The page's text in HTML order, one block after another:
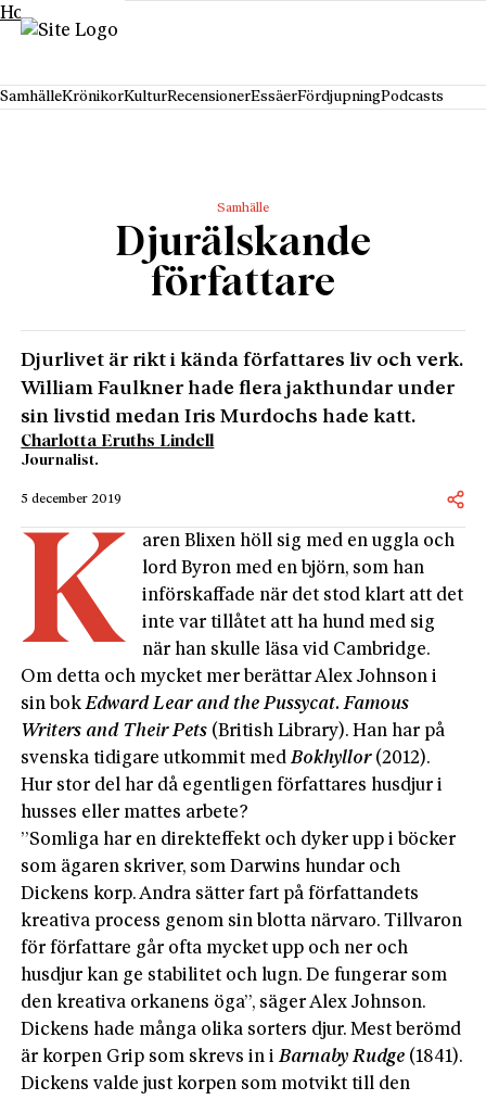
Hoppa till innehåll
SamhälleKrönikorKulturRecensionerEssäerFördjupningPodcasts
Samhälle
Djurälskande
författare
Djurlivet är rikt i kända författares liv och verk.
William Faulkner hade flera jakthundar under
sin livstid medan Iris Murdochs hade katt.
Charlotta Eruths Lindell
Journalist.
5 december 2019
K
aren Blixen höll sig med en uggla och
lord Byron med en björn, som han
införskaffade när det stod klart att det
inte var tillåtet att ha hund med sig
när han skulle läsa vid Cambridge.
Om detta och mycket mer berättar Alex Johnson i
sin bokEdward Lear and the Pussycat. Famous
Writers and Their Pets (British Library). Han har på
svenska tidigare utkommit medBokhyllor(2012).
Hur stor del har då egentligen författares husdjur i
husses eller mattes arbete?
”Somliga har en direkteffekt och dyker upp i böcker
som ägaren skriver, som Darwins hundar och
Dickens korp. Andra sätter fart på författandets
kreativa process genom sin blotta närvaro. Tillvaron
för författare går ofta mycket upp och ner och
husdjur kan ge stabilitet och lugn. De fungerar som
den kreativa orkanens öga”, säger Alex Johnson.
Dickens hade många olika sorters djur. Mest berömd
är korpen Grip som skrevs in iBarnaby Rudge (1841).
Dickens valde just korpen som motvikt till den